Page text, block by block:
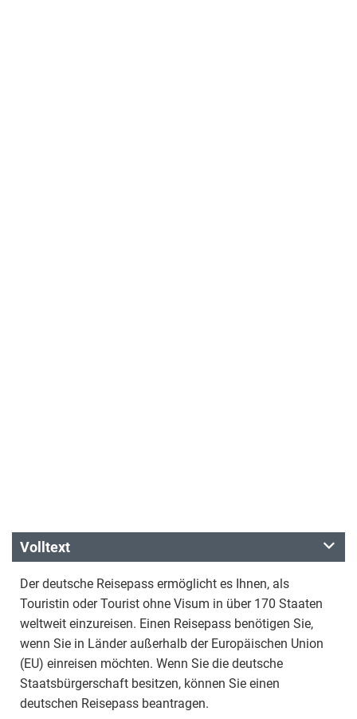
Volltext
Der deutsche Reisepass ermöglicht es Ihnen, als
Touristin oder Tourist ohne Visum in über 170 Staaten
weltweit einzureisen. Einen Reisepass benötigen Sie,
wenn Sie in Länder außerhalb der Europäischen Union
(EU) einreisen möchten. Wenn Sie die deutsche
Staatsbürgerschaft besitzen, können Sie einen
deutschen Reisepass beantragen.